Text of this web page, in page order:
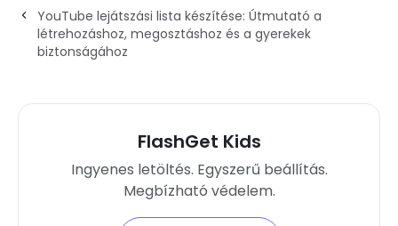
YouTube lejátszási lista készítése: Útmutató a
létrehozáshoz, megosztáshoz és a gyerekek
biztonságához
FlashGet Kids
Ingyenes letöltés. Egyszerű beállítás.
Megbízható védelem.